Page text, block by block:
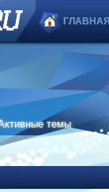
ГЛАВНАЯ
темы